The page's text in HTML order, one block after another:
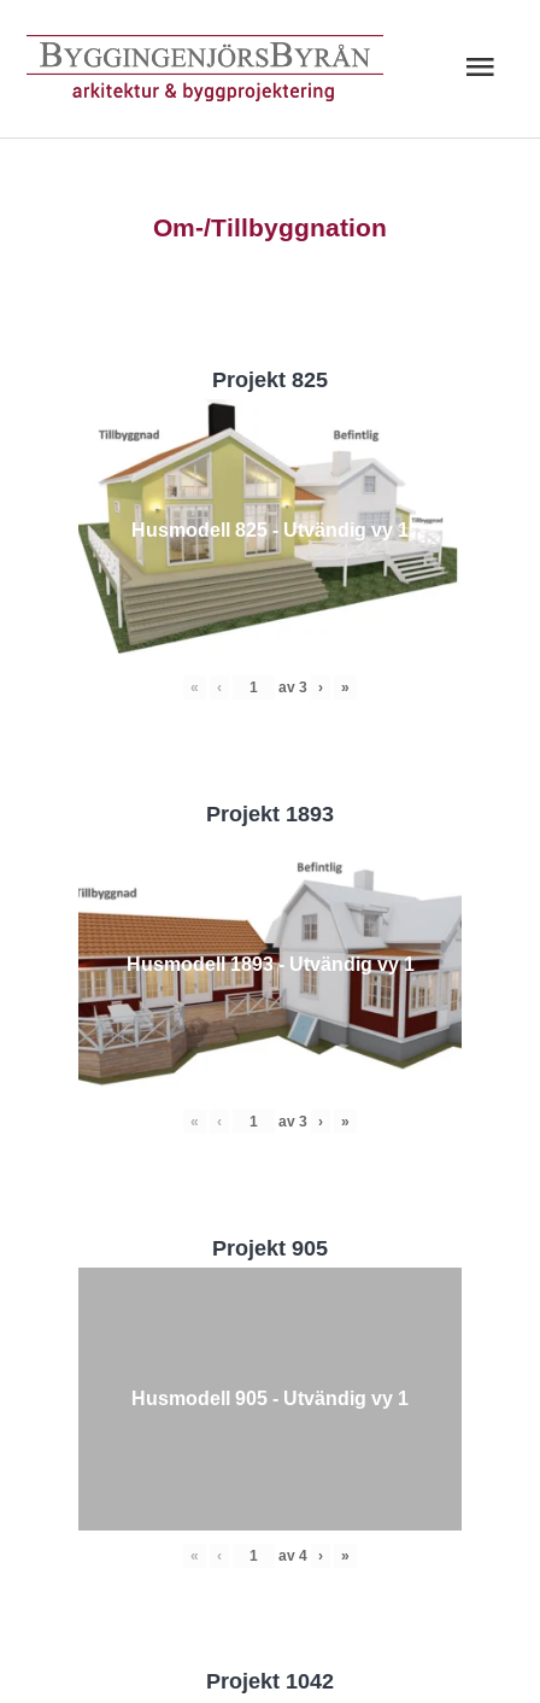
innehåll
Om-/Tillbyggnation
Projekt 825
Husmodell 825 - Utvändig vy 1
« ‹ av 3 › »
Projekt 1893
Husmodell 1893 - Utvändig vy 1
« ‹ av 3 › »
Projekt 905
Husmodell 905 - Utvändig vy 1
« ‹ av 4 › »
Projekt 1042